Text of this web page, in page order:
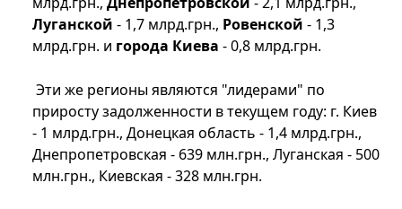
Луганской - 1,7 млрд.грн., Ровенской - 1,3
млрд.грн. и города Киева - 0,8 млрд.грн.
Эти же регионы являются "лидерами" по
приросту задолженности в текущем году: г. Киев
- 1 млрд.грн., Донецкая область - 1,4 млрд.грн.,
Днепропетровская - 639 млн.грн., Луганская - 500
млн.грн., Киевская - 328 млн.грн.